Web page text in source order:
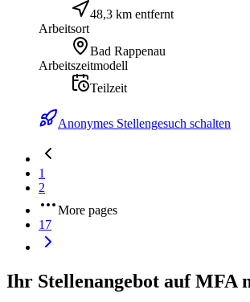
48,3 km entfernt
Arbeitsort
Bad Rappenau
Arbeitszeitmodell
Teilzeit
Anonymes Stellengesuch schalten
1
2
More pages
17
Ihr Stellenangebot auf MFA